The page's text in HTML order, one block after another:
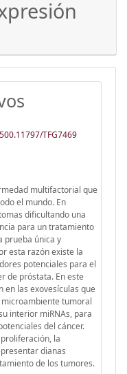
TFG7469
multifactorial que
el mundo. En
dificultando una
para un tratamiento
prueba única y
esta razón existe la
potenciales para el
de próstata. En este
en las exovesículas que
tumoral
interior miRNAs, para
del cáncer.
la
dianas
de los tumores.